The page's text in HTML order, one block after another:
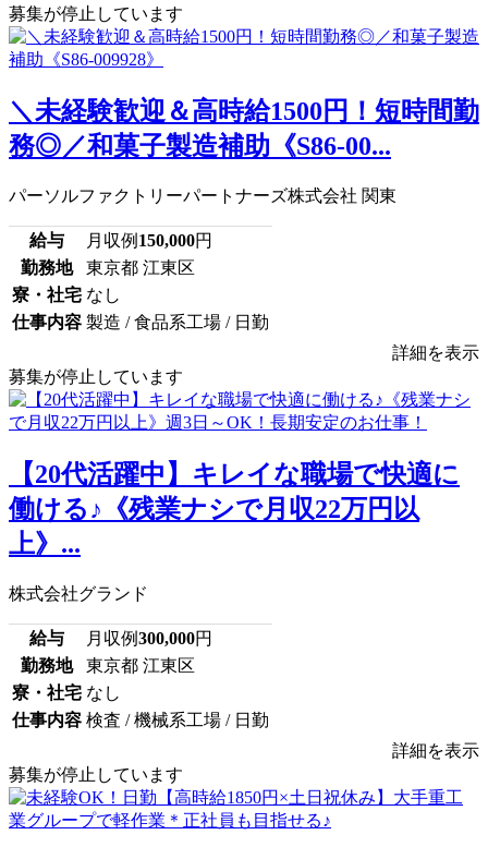
募集が停止しています
＼未経験歓迎＆高時給1500円！短時間勤
務◎／和菓子製造補助《S86-00...
パーソルファクトリーパートナーズ株式会社 関東
給与 月収例 150,000円
勤務地
東京都 江東区
寮・社宅 なし
仕事内容 製造 / 食品系工場 / 日勤
詳細を表示
募集が停止しています
【20代活躍中】キレイな職場で快適に
働ける♪《残業ナシで月収22万円以
上》...
株式会社グランド
給与 月収例300,000円
勤務地
東京都 江東区
寮・社宅 なし
仕事内容 検査 / 機械系工場 / 日勤
詳細を表示
募集が停止しています